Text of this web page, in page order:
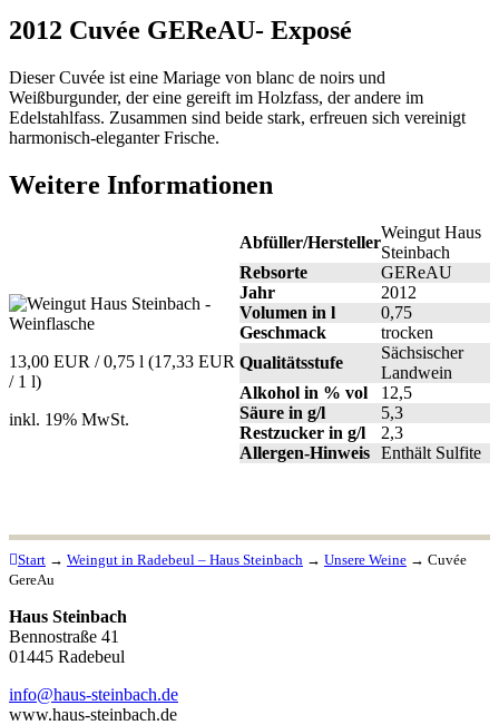
2012 Cuvée GEReAU- Exposé
Dieser Cuvée ist eine Mariage von blanc de noirs und
Weißburgunder, der eine gereift im Holzfass, der andere im
Edelstahlfass. Zusammen sind beide stark, erfreuen sich vereinigt
harmonisch-eleganter Frische.
Weitere Informationen
13,00 EUR / 0,75 l (17,33 EUR
/ 1 l)
inkl. 19% MwSt.
Abfüller/Hersteller
Weingut Haus
Steinbach
Rebsorte
GEReAU
Jahr
2012
Volumen in l
0,75
Geschmack
trocken
Qualitätsstufe
Sächsischer
Landwein
Alkohol in % vol
12,5
Säure in g/l
5,3
Restzucker in g/l
2,3
Allergen-Hinweis Enthält Sulfite
Start → Weingut in Radebeul – Haus Steinbach → Unsere Weine → Cuvée
GereAu
Haus Steinbach
Bennostraße 41
01445 Radebeul
info@haus-steinbach.de
www.haus-steinbach.de